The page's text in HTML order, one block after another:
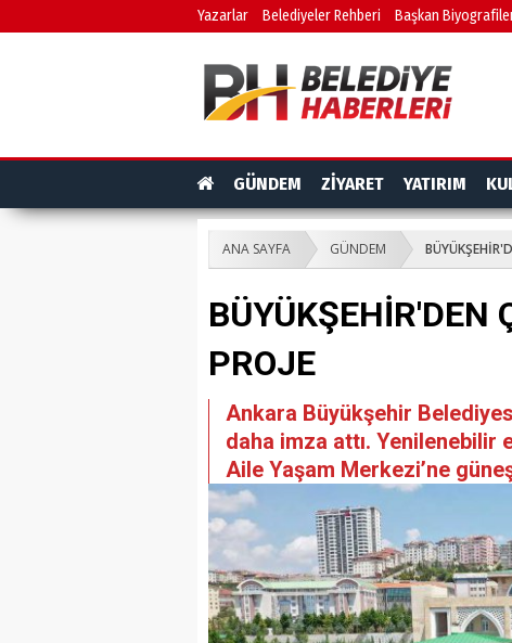
Yazarlar Belediyeler Rehberi Başkan
GÜNDEM ZİYARET YATIRIM
ANA SAYFA GÜNDEM
BÜYÜKŞEHİR'DEN
PROJE
Ankara Büyükşehir
daha imza attı. Yenilenebilir
Aile Yaşam Merkezi’ne